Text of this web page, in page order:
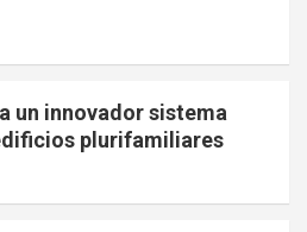
un innovador sistema
plurifamiliares